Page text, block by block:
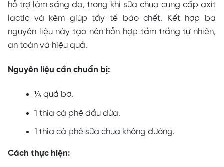
hỗ trợ làm sáng da, trong khi sữa chua cung cấp axit
lactic và kẽm giúp tẩy tế bào chết. Kết hợp ba
nguyên liệu này tạo nên hỗn hợp tắm trắng tự nhiên,
an toàn và hiệu quả.
Nguyên liệu cần chuẩn bị:
¼ quả bơ.
1 thìa cà phê dầu dừa.
1 thìa cà phê sữa chua không đường.
Cách thực hiện: